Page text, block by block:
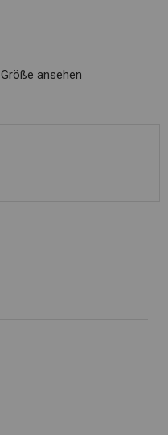
Größe ansehen